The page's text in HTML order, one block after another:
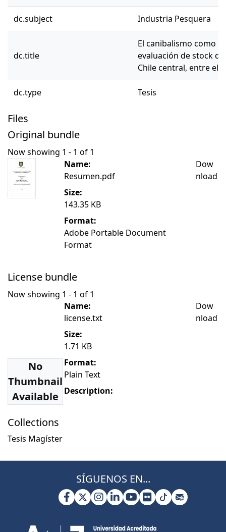
dc.subject Industria Pesquera
dc.title
El canibalismo como
evaluación de stock
Chile central, entre el
dc.type Tesis
Files
Original bundle
Now showing 1 - 1 of 1
Name:
Resumen.pdf
Size:
143.35 KB
Format:
Adobe Portable Document
Format
Dow
nload
License bundle
Now showing 1 - 1 of 1
No
Thumbnail
Available
Name:
license.txt
Size:
1.71 KB
Format:
Plain Text
Description:
Dow
nload
Collections
Tesis Magíster
SÍGUENOS EN...